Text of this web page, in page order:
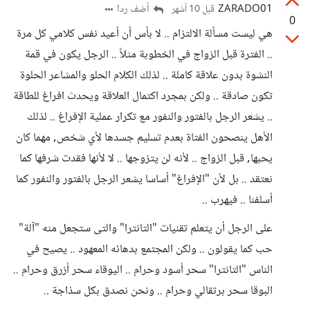
0
ZARADO01 قبل 10 أشهر أضف ردا
هي ليست مسألة الالتزام .. لا بأس أن أعيد نفس كلامي كل مرة
.. الفترة قبل الزواج في الخطوبة مثلاً .. الرجل يكون في قمة
النشوة بدون علاقة كاملة .. لذلك الكلام الحلو والمشاعر الحلوة
تكون صادقة .. ولكن بمجرد اكتمال العلاقة ويحدث افراغ للطاقة
.. يشعر الرجل بالفتور والنفور مع تكرار عملية الإفراغ .. لذلك
الأهل ينصحون الفتاة بعدم تسليم جسدها لأي شخص, مهما كان
يحبها, قبل الزواج .. لأنه لن يتزوجها .. لا لأنها فقدت شرفها كما
نعتقد .. بل لأن "الإفراغ" أساسا يشعر الرجل بالفتور والنفور كما
أسلفنا .. فيهرب ..
على الرجل أن يتعلم تقنيات "التانترا" والتى ستجعل منه "آلة"
حب كما يقولون .. ولكن المجتمع بدهائه المعهود .. يصيح في
الناس "التانترا" سحر أسود وحرام .. اليوقاء سحر أزرق وحرام ..
البوقا سحر برتقالي وحرام .. ونحن نصدق بكل سذاجة ..